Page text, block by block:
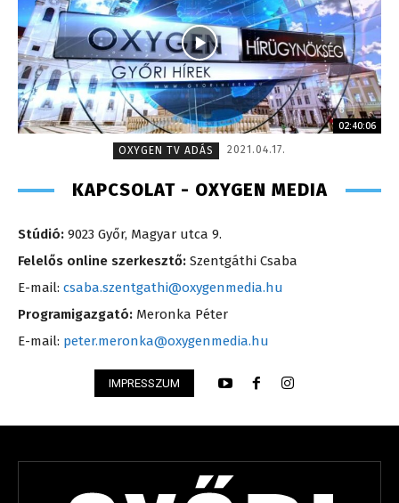
02:40:06
OXYGEN TV ADÁS
2021.04.17.
KAPCSOLAT - OXYGEN MEDIA
Stúdió: 9023 Győr, Magyar utca 9.
Felelős online szerkesztő: Szentgáthi Csaba
E-mail: csaba.szentgathi@oxygenmedia.hu
Programigazgató: Meronka Péter
E-mail: peter.meronka@oxygenmedia.hu
IMPRESSZUM